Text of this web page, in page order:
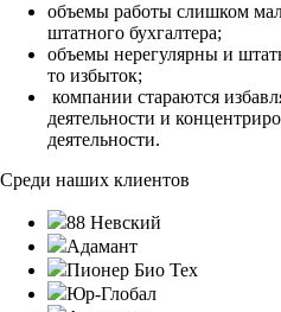
объемы работы слишком
штатного бухгалтера;
объемы нерегулярны и
то избыток;
компании стараются
деятельности и
деятельности.
Среди наших клиентов
88 Невский
Адамант
Пионер Био Тех
Юр-Глобал